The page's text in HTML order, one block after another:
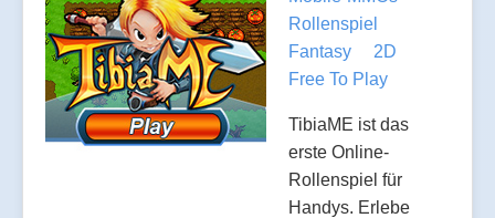
Rollenspiel
Fantasy
2D
Free To Play
TibiaME ist das
erste Online-
Rollenspiel für
Handys. Erlebe